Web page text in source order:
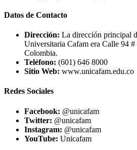
Datos de Contacto
Dirección: La dirección principal
Universitaria Cafam era Calle 94
Colombia.
Teléfono: (601) 646 8000
Sitio Web: www.unicafam.edu.co
Redes Sociales
Facebook: @unicafam
Twitter: @unicafam
Instagram: @unicafam
YouTube: Unicafam